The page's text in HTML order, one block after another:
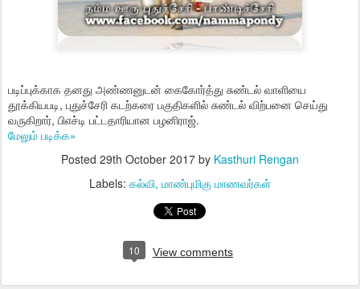
படிப்புக்காக தனது அண்ணனுடன் கைகோர்த்து சுண்டல் வாளியை
தூக்கியபடி, புதுச்சேரி கடற்கரை பகுதிகளில் சுண்டல் விற்பனை செய்து
வருகிறார், பிஎச்டி பட்டதாரியான பழனிராஜ்.
மேலும் படிக்க»
Posted 29th October 2017 by Kasthuri Rengan
Labels: கல்வி மாண்புமிகு மாணவர்கள்
10 View comments